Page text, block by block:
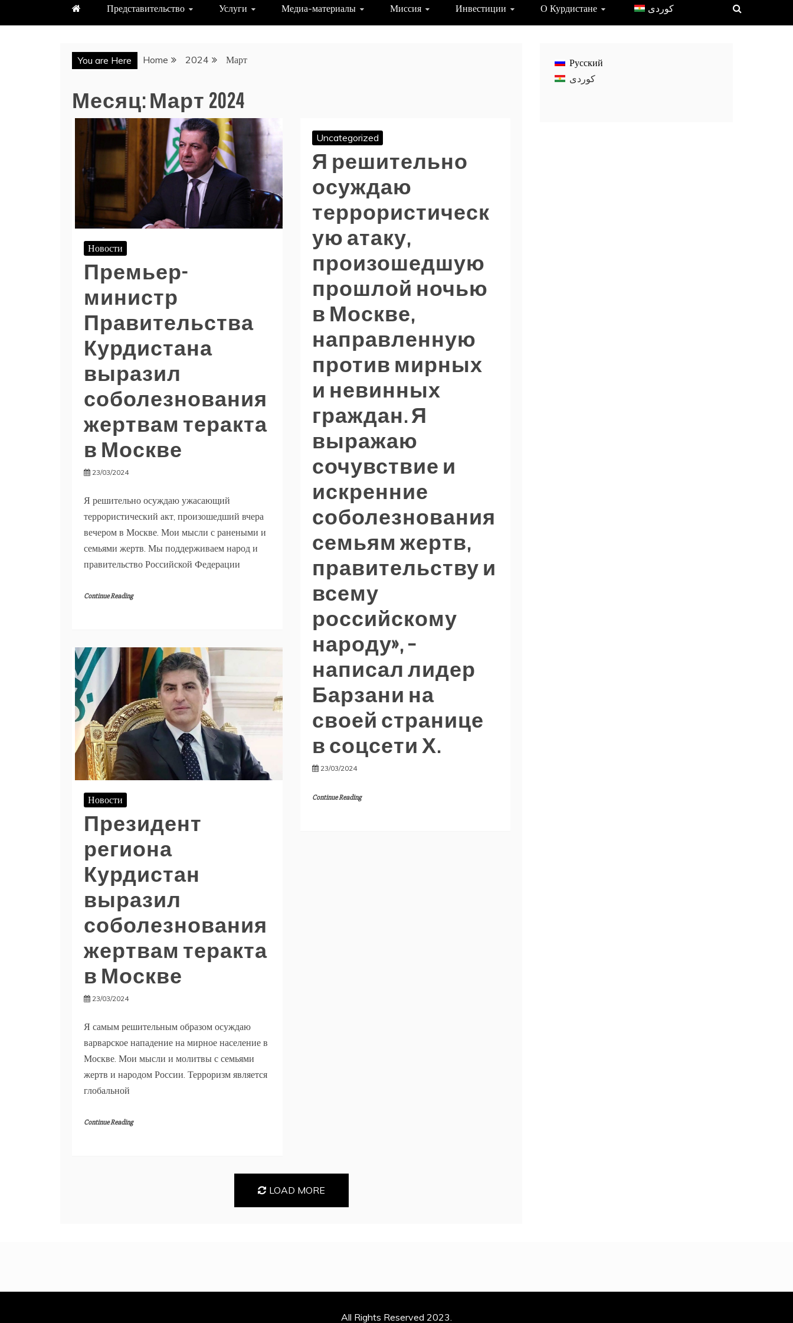
Представительство Услуги Медиа-материалы Миссия Инвестиции О Курдистане
You are Here Home 2024 Март
Месяц:Март 2024
Новости
Премьер-
министр
Правительства
Курдистана
выразил
соболезнования
жертвам теракта
в Москве
23/03/2024
Я решительно осуждаю ужасающий
террористический акт, произошедший вчера
вечером в Москве. Мои мысли с ранеными и
семьями жертв. Мы поддерживаем народ и
правительство Российской Федерации
Continue Reading
Uncategorized
Я решительно
осуждаю
террористическ
ую атаку,
произошедшую
прошлой ночью
в Москве,
направленную
против мирных
и невинных
граждан. Я
выражаю
сочувствие и
искренние
соболезнования
семьям жертв,
правительству и
всему
российскому
народу», –
написал лидер
Барзани на
своей странице
в соцсети Х.
23/03/2024
Continue Reading
Новости
Президент
региона
Курдистан
выразил
соболезнования
жертвам теракта
в Москве
23/03/2024
Я самым решительным образом осуждаю
варварское нападение на мирное население в
Москве. Мои мысли и молитвы с семьями
жертв и народом России. Терроризм является
глобальной
Continue Reading
LOAD MORE
Русский
All Rights Reserved 2023.